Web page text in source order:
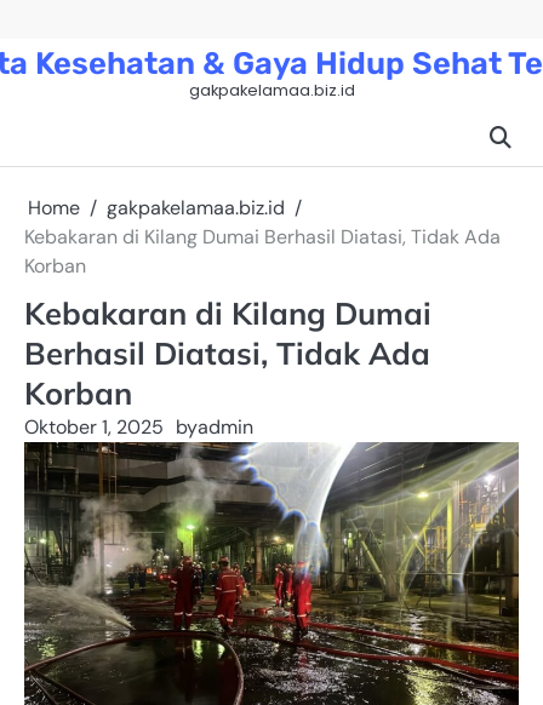
content
Kesehatan & Gaya Hidup Sehat
gakpakelamaa.biz.id
Home
gakpakelamaa.biz.id
Kebakaran di Kilang Dumai Berhasil Diatasi, Tidak Ada
Korban
Kebakaran di Kilang Dumai
Berhasil Diatasi, Tidak Ada
Korban
Oktober 1, 2025 byadmin